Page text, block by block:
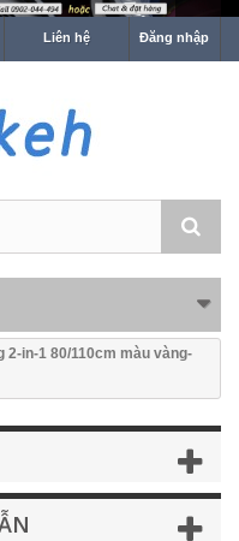
Đăng nhập
Liên hệ
2-in-1 80/110cm màu vàng-